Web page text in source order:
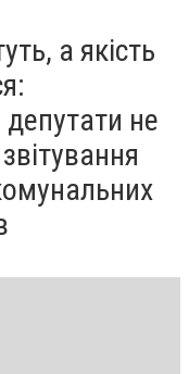
а якість
депутати не